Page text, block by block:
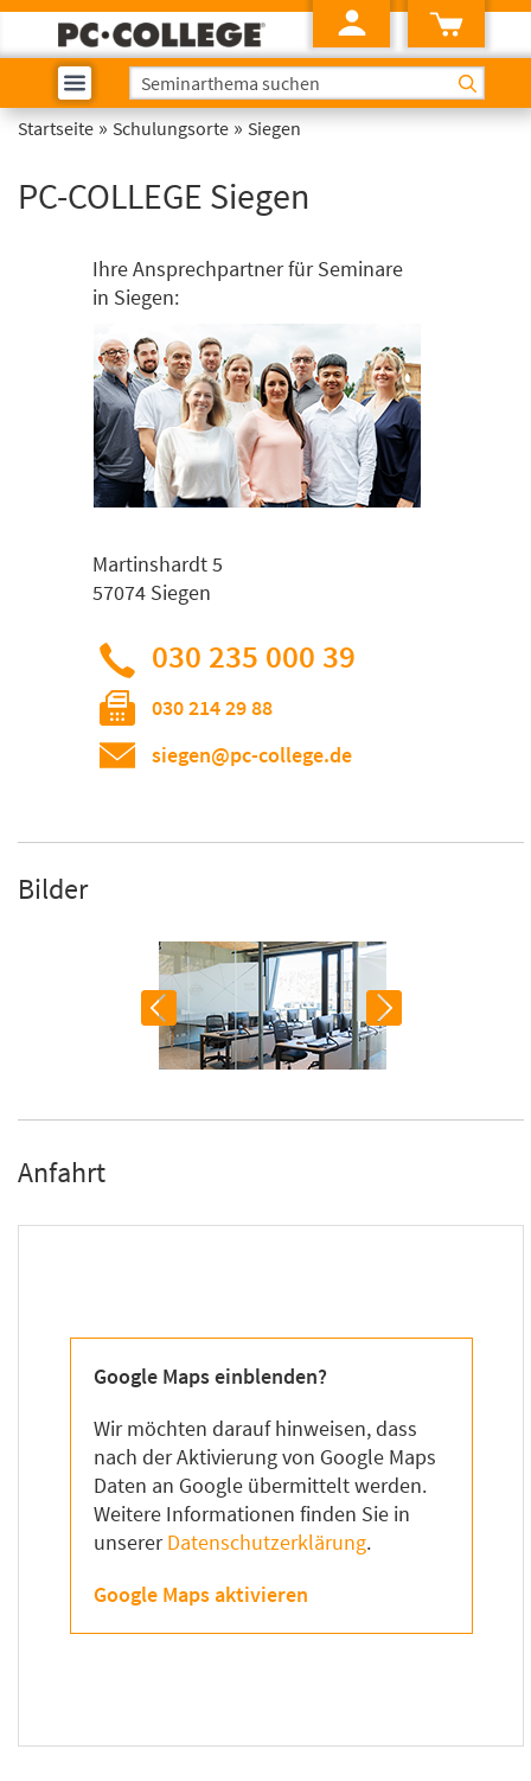
Startseite » Schulungsorte » Siegen
PC-COLLEGE Siegen
Ihre Ansprechpartner für Seminare
in Siegen:
Martinshardt 5
57074 Siegen
030 235 000 39
030 214 29 88
siegen@pc-college.de
Bilder
Anfahrt
Google Maps einblenden?
Wir möchten darauf hinweisen, dass
nach der Aktivierung von Google Maps
Daten an Google übermittelt werden.
Weitere Informationen finden Sie in
unsererDatenschutzerklärung.
Google Maps aktivieren